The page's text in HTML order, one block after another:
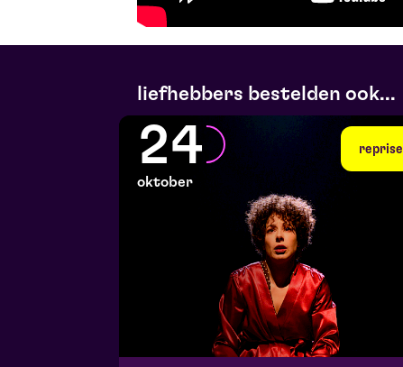
liefhebbers bestelden ook...
reprise
24
oktober